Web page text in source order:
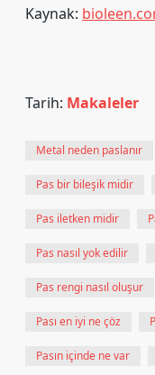
Kaynak:
Tarih: Makaleler
Metal neden paslanır
Pas bir bileşik midir
Pas iletken midir
Pas nasıl yok edilir
Pas rengi nasıl oluşur
Pası en iyi ne çöz
Pasın içinde ne var